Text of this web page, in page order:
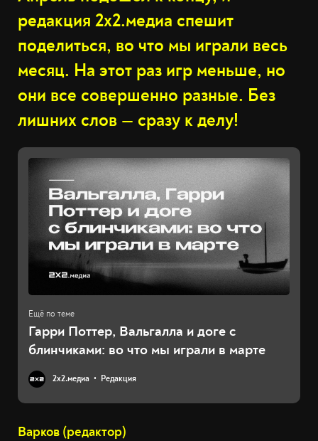
редакция 2х2.медиа спешит
поделиться, во что мы играли весь
месяц. На этот раз игр меньше, но
они все совершенно разные. Без
лишних слов — сразу к делу!
Гарри Поттер, Вальгалла и доге с
блинчиками: во что мы играли в марте
2х2.медиа Редакция
Варков (редактор)